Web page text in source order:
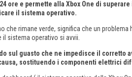
ore e permette alla Xbox One di superare
il sistema operativo.
rimane verde, significa che un problema
sistema operativo si avvii.
sul guasto che ne impedisce il corretto
sostituendo i componenti elettrici